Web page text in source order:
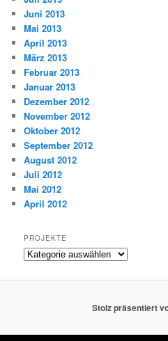
Juni 2013
Mai 2013
April 2013
März 2013
Februar 2013
Januar 2013
Dezember 2012
November 2012
Oktober 2012
September 2012
August 2012
Juli 2012
Mai 2012
April 2012
PROJEKTE
Projekte
Stolz präsentiert